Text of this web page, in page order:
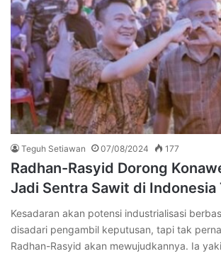
Teguh Setiawan 07/08/2024 177
Radhan-Rasyid Dorong
Jadi Sentra Sawit di Indonesia
Kesadaran akan potensi industrialisasi
disadari pengambil keputusan, tapi tak
Radhan-Rasyid akan mewujudkannya. Ia